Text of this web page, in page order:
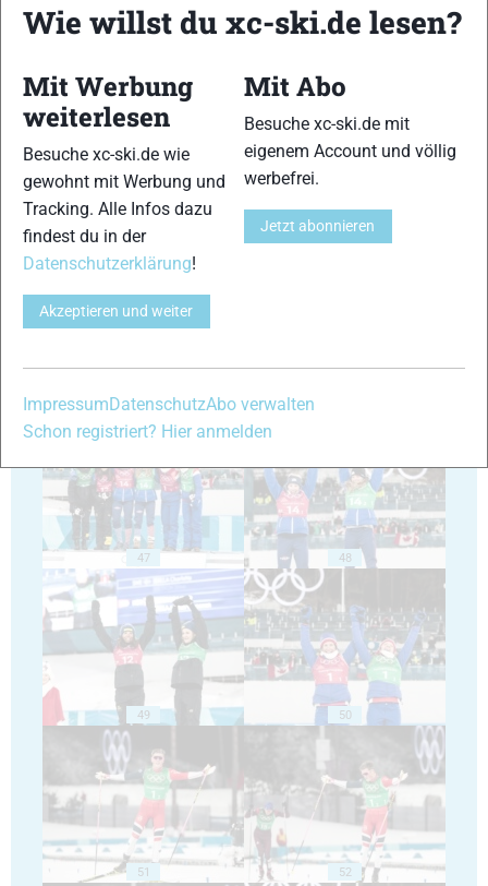
41 42
43 44
45
47 48
49 50
51 52
Wie willst du xc-ski.de lesen?
Mit Werbung
weiterlesen
Besuche xc-ski.de wie
gewohnt mit Werbung und
Tracking. Alle Infos dazu
findest du in der
Datenschutzerklärung!
Akzeptieren und weiter
Mit Abo
Besuche xc-ski.de mit
eigenem Account und völlig
werbefrei.
Jetzt abonnieren
ImpressumDatenschutzAbo verwalten
Schon registriert? Hier anmelden